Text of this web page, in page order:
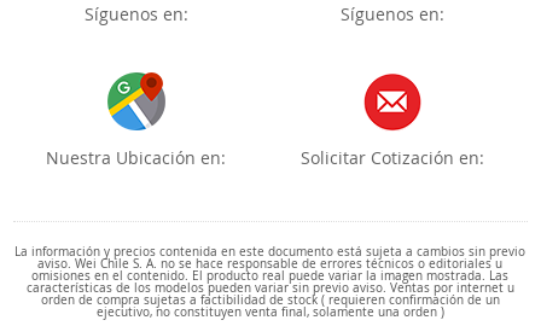
Síguenos en: Síguenos en:
Nuestra Ubicación en: Solicitar Cotización en:
La información y precios contenida en este documento está sujeta a cambios sin previo
aviso. Wei Chile S. A. no se hace responsable de errores técnicos o editoriales u
omisiones en el contenido. El producto real puede variar la imagen mostrada. Las
características de los modelos pueden variar sin previo aviso. Ventas por internet u
orden de compra sujetas a factibilidad de stock ( requieren confirmación de un
ejecutivo, no constituyen venta final, solamente una orden )